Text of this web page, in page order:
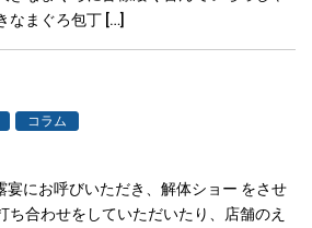
なまぐろ包丁 […]
コラム
宴にお呼びいただき、解体ショー をさせ
ち合わせをしていただいたり、店舗のえ